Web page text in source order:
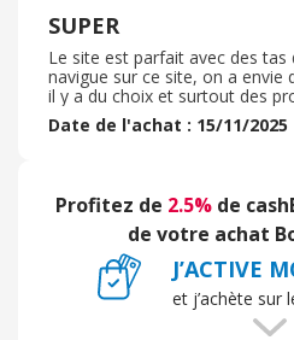
SUPER
Le site est parfait avec des tas
navigue sur ce site, on a
il y a du choix et surtout des
forcément l’habitude d’acheter,
trouve pas en grande surface…
emballé. Ce qui est génial, car
miniatures pour un petit-
on peut même garder les pots
recommande vraiment ce site,
souvent, car je serais capable
je n’en ai pas besoin
Date de l'achat : 15/11/2025
Profitez de 2.5% de
de votre achat
J’ACTIVE
et j’achète sur